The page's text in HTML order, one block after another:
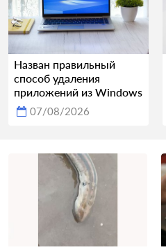
Назван правильный
способ удаления
приложений из Windows
07/08/2026